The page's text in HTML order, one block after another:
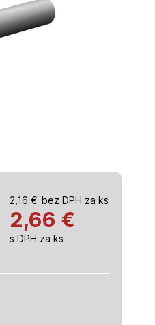
2,16 € bez DPH za ks
2,66 €
s DPH za ks